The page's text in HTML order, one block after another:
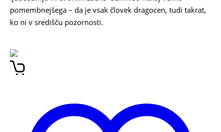
pomembnejšega – da je vsak človek dragocen, tudi takrat,
ko ni v središču pozornosti.